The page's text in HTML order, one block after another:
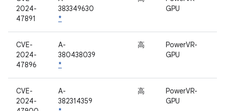
2024-
47891
383349630
*
GPU
CVE-
2024-
47896
A-
380438039
*
高
PowerVR-
GPU
CVE-
2024-
A-
382314359
高
PowerVR-
GPU